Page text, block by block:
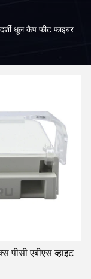
धूल कैप फीट फाइबर
पीसी एबीएस व्हाइट